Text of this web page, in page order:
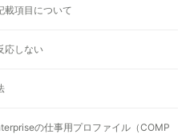
載項目について
応しない
の仕事用プロファイル（COMP